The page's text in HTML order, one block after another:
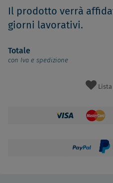
Il prodotto verrà
giorni lavorativi.
Totale
con Iva e spedizione